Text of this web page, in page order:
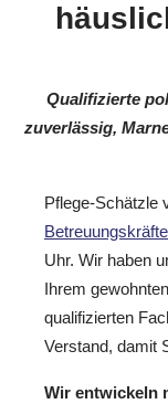
Qualifizierte
zuverlässig,
Pflege-Schätzle
Betreuungskräfte
Uhr. Wir haben
Ihrem
qualifizierten
Verstand, damit
Wir entwickeln